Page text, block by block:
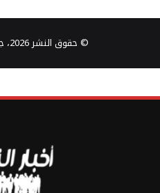
© حقوق النشر 2026، جميع الحقوق محفوظة